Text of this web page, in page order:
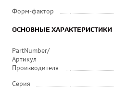
Форм-фактор
ОСНОВНЫЕ ХАРАКТЕРИСТИКИ
PartNumber/
Артикул
Производителя
Серия